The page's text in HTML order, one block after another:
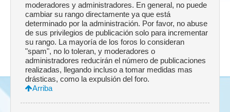
moderadores y administradores. En general, no puede
cambiar su rango directamente ya que está
determinado por la administración. Por favor, no abuse
de sus privilegios de publicación solo para incrementar
su rango. La mayoría de los foros lo consideran
"spam", no lo toleran, y moderadores o
administradores reducirán el número de publicaciones
realizadas, llegando incluso a tomar medidas mas
drásticas, como la expulsión del foro.
Arriba